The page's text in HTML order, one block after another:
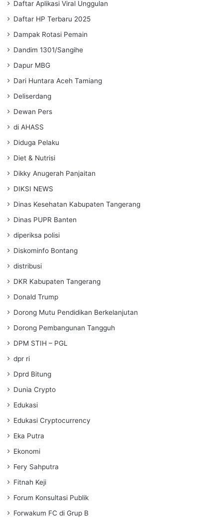
Daftar Aplikasi Viral Unggulan
Daftar HP Terbaru 2025
Dampak Rotasi Pemain
Dandim 1301/Sangihe
Dapur MBG
Dari Huntara Aceh Tamiang
Deliserdang
Dewan Pers
di AHASS
Diduga Pelaku
Diet & Nutrisi
Dikky Anugerah Panjaitan
DIKSI NEWS
Dinas Kesehatan Kabupaten Tangerang
Dinas PUPR Banten
diperiksa polisi
Diskominfo Bontang
distribusi
DKR Kabupaten Tangerang
Donald Trump
Dorong Mutu Pendidikan Berkelanjutan
Dorong Pembangunan Tangguh
DPM STIH – PGL
dpr ri
Dprd Bitung
Dunia Crypto
Edukasi
Edukasi Cryptocurrency
Eka Putra
Ekonomi
Fery Sahputra
Fitnah Keji
Forum Konsultasi Publik
Forwakum FC di Grup B